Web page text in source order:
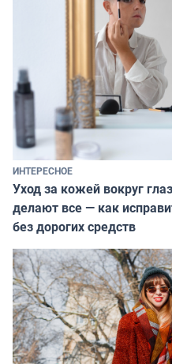
ИНТЕРЕСНОЕ
Уход за кожей вокруг
делают все — как
без дорогих средств